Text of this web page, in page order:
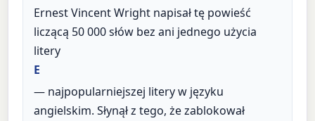
Ernest Vincent Wright napisał tę powieść
liczącą 50 000 słów bez ani jednego użycia
litery
E
— najpopularniejszej litery w języku
angielskim. Słynął z tego, że zablokował